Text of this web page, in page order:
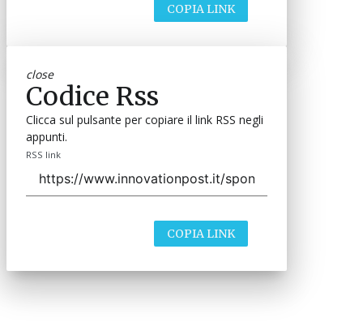
COPIA LINK
close
Codice Rss
Clicca sul pulsante per copiare il link RSS negli
appunti.
RSS link
COPIA LINK